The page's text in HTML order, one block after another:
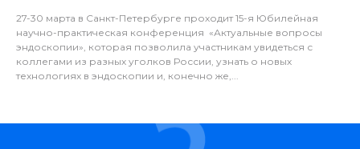
27-30 марта в Санкт-Петербурге проходит 15-я Юбилейная
научно-практическая конференция «Актуальные вопросы
эндоскопии», которая позволила участникам увидеться с
коллегами из разных уголков России, узнать о новых
технологиях в эндоскопии и, конечно же,...